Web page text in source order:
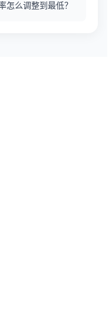
怎么调整到最低？